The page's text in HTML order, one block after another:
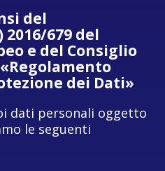
del
2016/679 del
e del Consiglio
dei Dati»
dati personali oggetto
le seguenti